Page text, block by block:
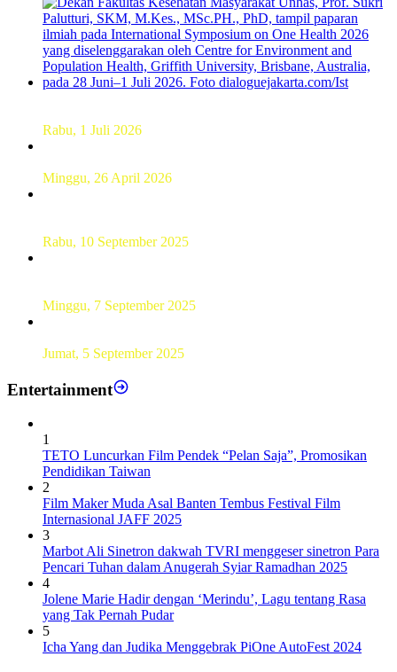
Rabu, 1 Juli 2026
Minggu, 26 April 2026
Rabu, 10 September 2025
Minggu, 7 September 2025
Jumat, 5 September 2025
Entertainment
1
TETO Luncurkan Film Pendek “Pelan Saja”, Promosikan
Pendidikan Taiwan
2
Film Maker Muda Asal Banten Tembus Festival Film
Internasional JAFF 2025
3
Marbot Ali Sinetron dakwah TVRI menggeser sinetron Para
Pencari Tuhan dalam Anugerah Syiar Ramadhan 2025
4
Jolene Marie Hadir dengan ‘Merindu’, Lagu tentang Rasa
yang Tak Pernah Pudar
5
Icha Yang dan Judika Menggebrak PiOne AutoFest 2024